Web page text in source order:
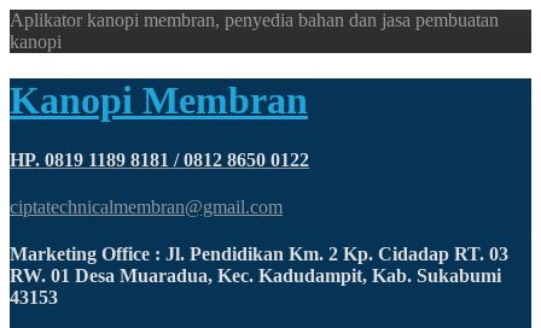
Aplikator kanopi membran, penyedia bahan dan jasa pembuatan
kanopi
Kanopi Membran
HP. 0819 1189 8181 / 0812 8650 0122
ciptatechnicalmembran@gmail.com
Marketing Office : Jl. Pendidikan Km. 2 Kp. Cidadap RT. 03
RW. 01 Desa Muaradua, Kec. Kadudampit, Kab. Sukabumi
43153